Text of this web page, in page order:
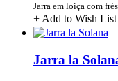
Jarra em loiça com
+ Add to Wish List
Jarra la